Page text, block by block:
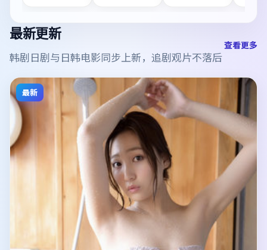
最新更新
韩剧日剧与日韩电影同步上新，追剧观片不落后
查看更多
最新